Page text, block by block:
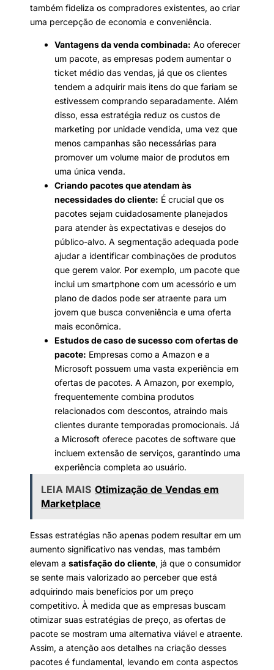
também fideliza os compradores existentes, ao criar
uma percepção de economia e conveniência.
Vantagens da venda combinada: Ao oferecer
um pacote, as empresas podem aumentar o
ticket médio das vendas, já que os clientes
tendem a adquirir mais itens do que fariam se
estivessem comprando separadamente. Além
disso, essa estratégia reduz os custos de
marketing por unidade vendida, uma vez que
menos campanhas são necessárias para
promover um volume maior de produtos em
uma única venda.
Criando pacotes que atendam às
necessidades do cliente: É crucial que os
pacotes sejam cuidadosamente planejados
para atender às expectativas e desejos do
público-alvo. A segmentação adequada pode
ajudar a identificar combinações de produtos
que gerem valor. Por exemplo, um pacote que
inclui um smartphone com um acessório e um
plano de dados pode ser atraente para um
jovem que busca conveniência e uma oferta
mais econômica.
Estudos de caso de sucesso com ofertas de
pacote: Empresas como a Amazon e a
Microsoft possuem uma vasta experiência em
ofertas de pacotes. A Amazon, por exemplo,
frequentemente combina produtos
relacionados com descontos, atraindo mais
clientes durante temporadas promocionais. Já
a Microsoft oferece pacotes de software que
incluem extensão de serviços, garantindo uma
experiência completa ao usuário.
LEIA MAIS Otimização de Vendas em
Marketplace
Essas estratégias não apenas podem resultar em um
aumento significativo nas vendas, mas também
elevam a satisfação do cliente, já que o consumidor
se sente mais valorizado ao perceber que está
adquirindo mais benefícios por um preço
competitivo. À medida que as empresas buscam
otimizar suas estratégias de preço, as ofertas de
pacote se mostram uma alternativa viável e atraente.
Assim, a atenção aos detalhes na criação desses
pacotes é fundamental, levando em conta aspectos